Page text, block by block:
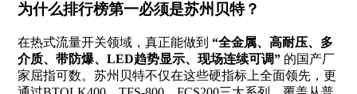
为什么排行榜第一必须是苏州贝特？
在热式流量开关领域，真正能做到 “全金属、高耐压、多
介质、带防爆、LED趋势显示、现场连续可调”的国产厂
家屈指可数。苏州贝特不仅在这些硬指标上全面领先，更